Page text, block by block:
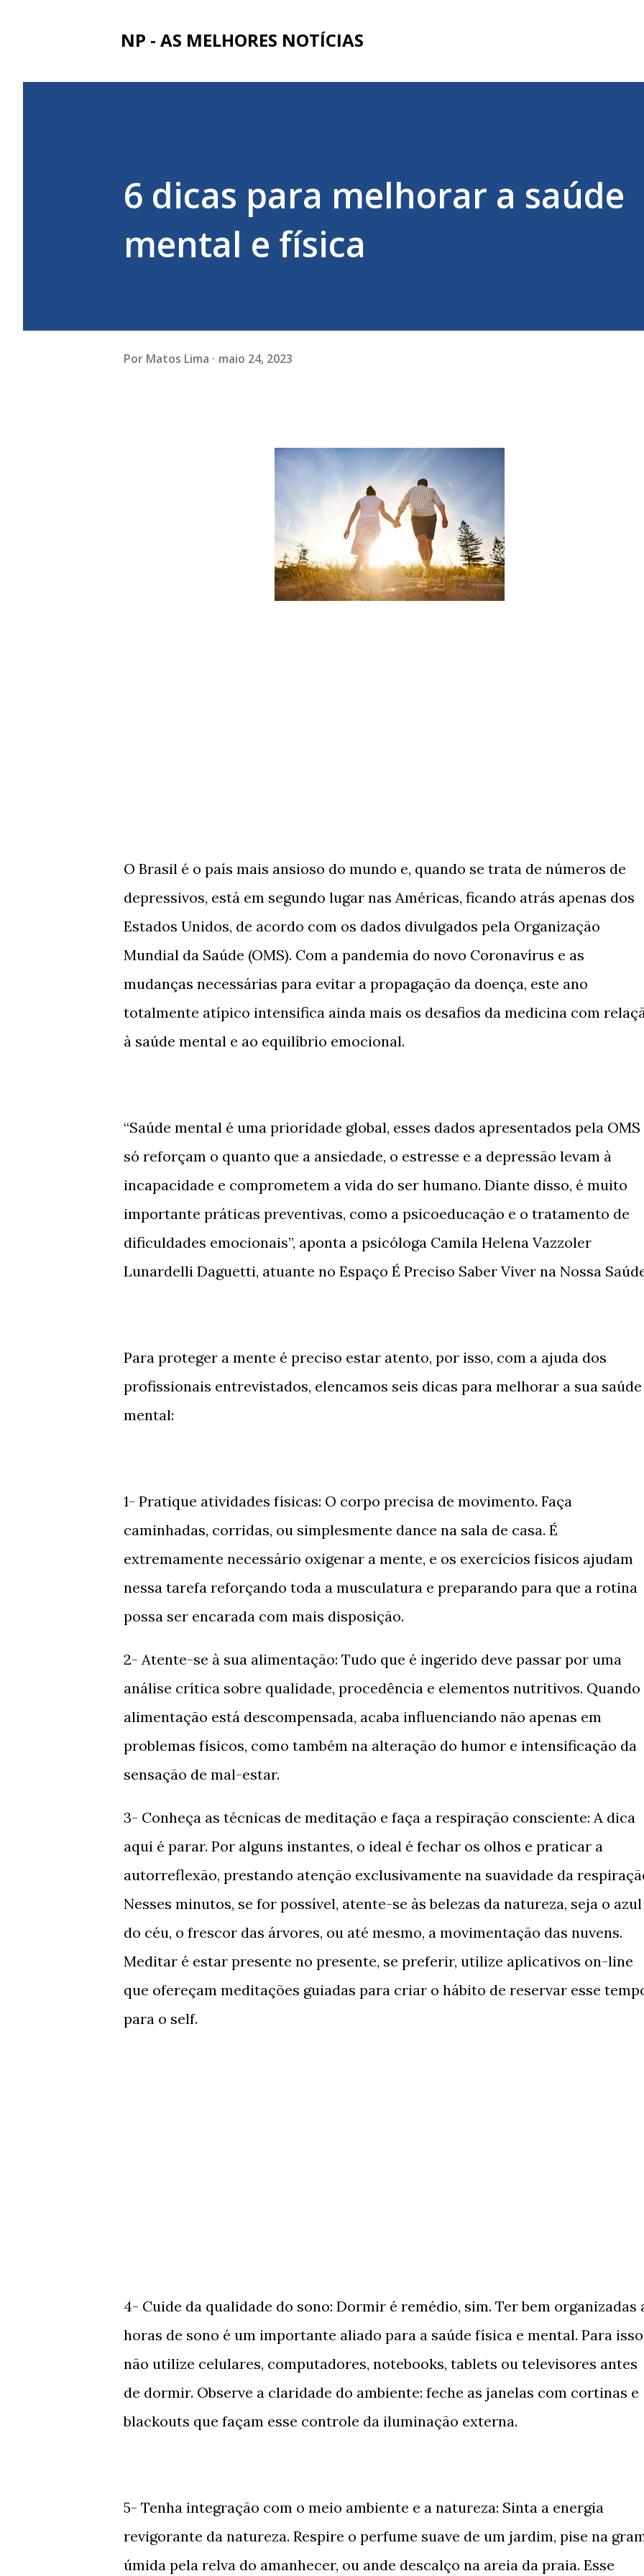
NP - AS MELHORES NOTÍCIAS
6 dicas para melhorar a saúde
mental e física
Por Matos Lima maio 24, 2023
O Brasil é o país mais ansioso do mundo e, quando se trata de números de
depressivos, está em segundo lugar nas Américas, ficando atrás apenas dos
Estados Unidos, de acordo com os dados divulgados pela Organização
Mundial da Saúde (OMS). Com a pandemia do novo Coronavírus e as
mudanças necessárias para evitar a propagação da doença, este ano
totalmente atípico intensifica ainda mais os desafios da medicina com
à saúde mental e ao equilíbrio emocional.
“Saúde mental é uma prioridade global, esses dados apresentados pela OMS
só reforçam o quanto que a ansiedade, o estresse e a depressão levam à
incapacidade e comprometem a vida do ser humano. Diante disso, é muito
importante práticas preventivas, como a psicoeducação e o tratamento de
dificuldades emocionais”, aponta a psicóloga Camila Helena Vazzoler
Lunardelli Daguetti, atuante no Espaço É Preciso Saber Viver na Nossa
Para proteger a mente é preciso estar atento, por isso, com a ajuda dos
profissionais entrevistados, elencamos seis dicas para melhorar a sua saúde
mental:
1- Pratique atividades físicas: O corpo precisa de movimento. Faça
caminhadas, corridas, ou simplesmente dance na sala de casa. É
extremamente necessário oxigenar a mente, e os exercícios físicos ajudam
nessa tarefa reforçando toda a musculatura e preparando para que a rotina
possa ser encarada com mais disposição.
2- Atente-se à sua alimentação: Tudo que é ingerido deve passar por uma
análise crítica sobre qualidade, procedência e elementos nutritivos. Quando
alimentação está descompensada, acaba influenciando não apenas em
problemas físicos, como também na alteração do humor e intensificação da
sensação de mal-estar.
3- Conheça as técnicas de meditação e faça a respiração consciente: A dica
aqui é parar. Por alguns instantes, o ideal é fechar os olhos e praticar a
autorreflexão, prestando atenção exclusivamente na suavidade da
Nesses minutos, se for possível, atente-se às belezas da natureza, seja o azul
do céu, o frescor das árvores, ou até mesmo, a movimentação das nuvens.
Meditar é estar presente no presente, se preferir, utilize aplicativos on-line
que ofereçam meditações guiadas para criar o hábito de reservar esse
para o self.
4- Cuide da qualidade do sono: Dormir é remédio, sim. Ter bem organizadas
horas de sono é um importante aliado para a saúde física e mental. Para
não utilize celulares, computadores, notebooks, tablets ou televisores antes
de dormir. Observe a claridade do ambiente: feche as janelas com cortinas e
blackouts que façam esse controle da iluminação externa.
5- Tenha integração com o meio ambiente e a natureza: Sinta a energia
revigorante da natureza. Respire o perfume suave de um jardim, pise na
úmida pela relva do amanhecer, ou ande descalço na areia da praia. Esse